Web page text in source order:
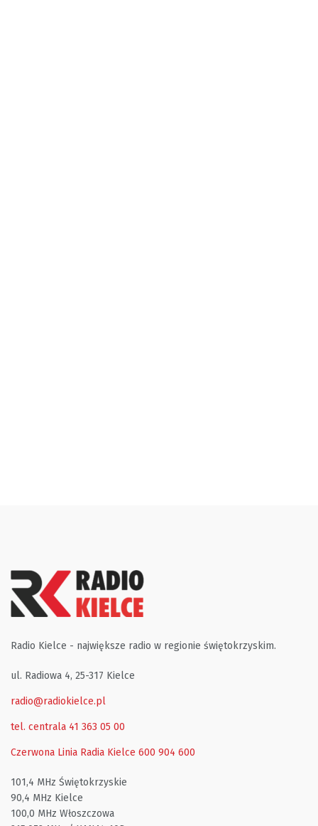
Radio Kielce - największe radio w regionie świętokrzyskim.
ul. Radiowa 4, 25-317 Kielce
radio@radiokielce.pl
tel. centrala 41 363 05 00
Czerwona Linia Radia Kielce 600 904 600
101,4 MHz Świętokrzyskie
90,4 MHz Kielce
100,0 MHz Włoszczowa